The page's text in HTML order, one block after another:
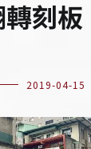
刻板
2019-04-15